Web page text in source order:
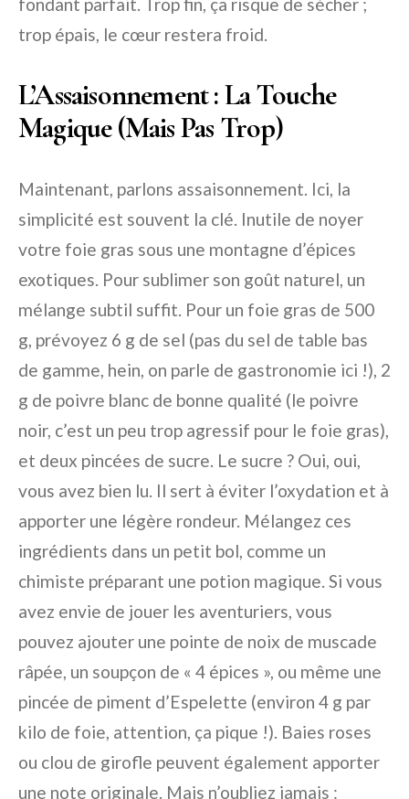
fondant parfait. Trop fin, ça risque de sécher ;
trop épais, le cœur restera froid.
L’Assaisonnement : La Touche
Magique (Mais Pas Trop)
Maintenant, parlons assaisonnement. Ici, la
simplicité est souvent la clé. Inutile de noyer
votre foie gras sous une montagne d’épices
exotiques. Pour sublimer son goût naturel, un
mélange subtil suffit. Pour un foie gras de 500
g, prévoyez 6 g de sel (pas du sel de table bas
de gamme, hein, on parle de gastronomie ici !), 2
g de poivre blanc de bonne qualité (le poivre
noir, c’est un peu trop agressif pour le foie gras),
et deux pincées de sucre. Le sucre ? Oui, oui,
vous avez bien lu. Il sert à éviter l’oxydation et à
apporter une légère rondeur. Mélangez ces
ingrédients dans un petit bol, comme un
chimiste préparant une potion magique. Si vous
avez envie de jouer les aventuriers, vous
pouvez ajouter une pointe de noix de muscade
râpée, un soupçon de « 4 épices », ou même une
pincée de piment d’Espelette (environ 4 g par
kilo de foie, attention, ça pique !). Baies roses
ou clou de girofle peuvent également apporter
une note originale. Mais n’oubliez jamais :